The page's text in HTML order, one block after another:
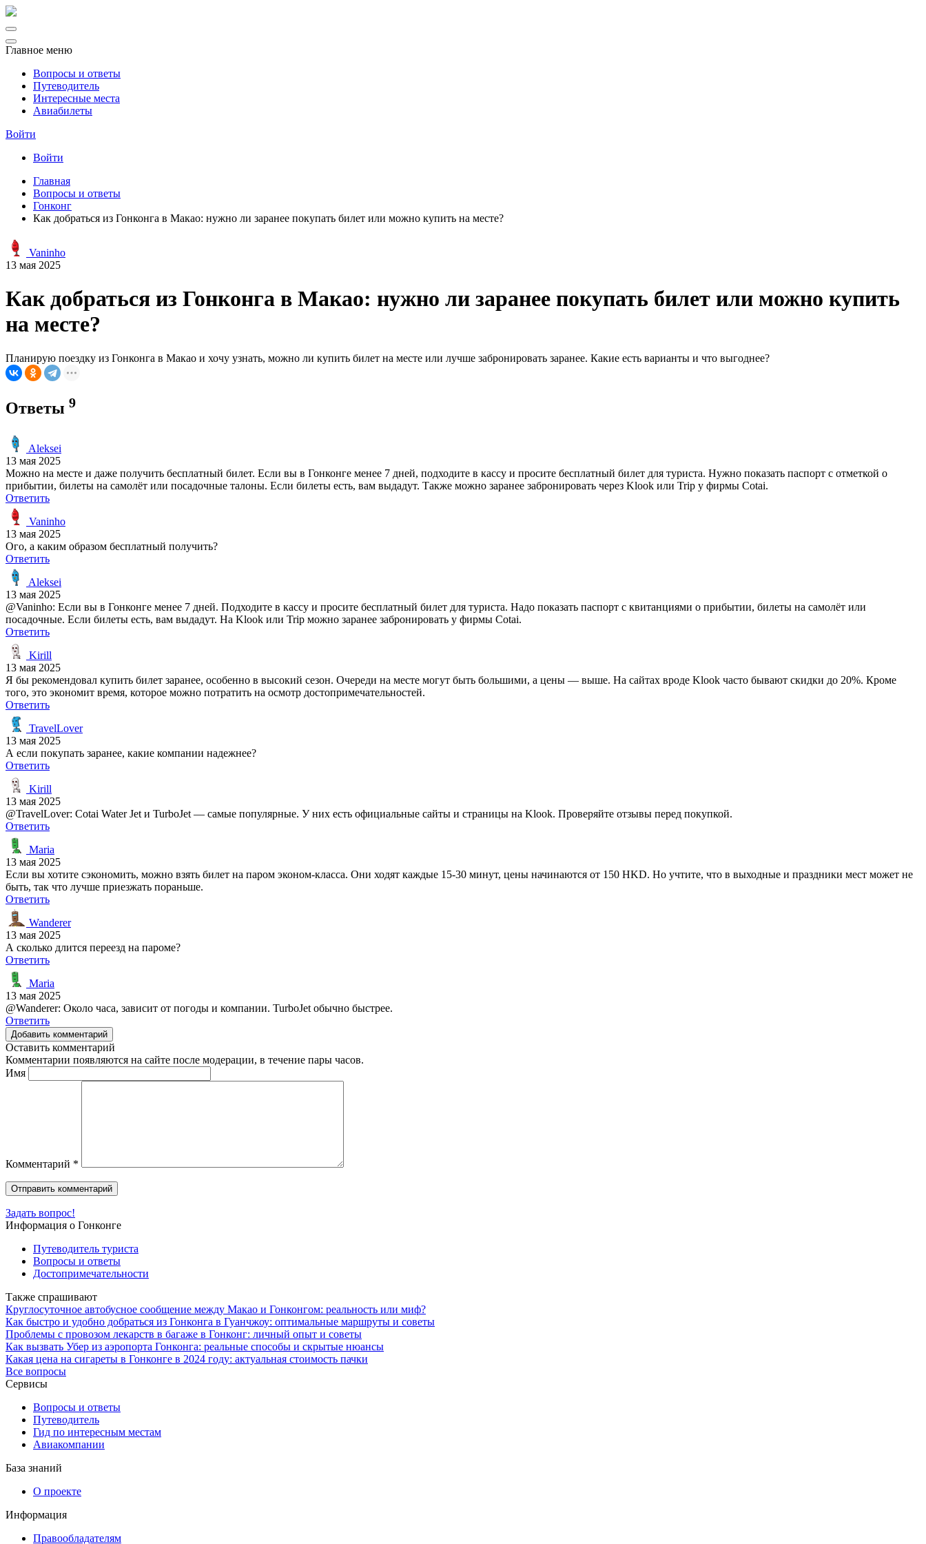
Главное меню
Вопросы и ответы
Путеводитель
Интересные места
Авиабилеты
Войти
Войти
Главная
Вопросы и ответы
Гонконг
Как добраться из Гонконга в Макао: нужно ли заранее покупать билет или можно купить на месте?
Vaninho
13 мая 2025
Как добраться из Гонконга в Макао: нужно ли заранее покупать билет или можно купить
на месте?
Планирую поездку из Гонконга в Макао и хочу узнать, можно ли купить билет на месте или лучше забронировать заранее. Какие есть варианты и что выгоднее?
Ответы 9
Aleksei
13 мая 2025
Можно на месте и даже получить бесплатный билет. Если вы в Гонконге менее 7 дней, подходите в кассу и просите бесплатный билет для туриста. Нужно показать паспорт с отметкой о
прибытии, билеты на самолёт или посадочные талоны. Если билеты есть, вам выдадут. Также можно заранее забронировать через Klook или Trip у фирмы Cotai.
Ответить
Vaninho
13 мая 2025
Ого, а каким образом бесплатный получить?
Ответить
Aleksei
13 мая 2025
@Vaninho: Если вы в Гонконге менее 7 дней. Подходите в кассу и просите бесплатный билет для туриста. Надо показать паспорт с квитанциями о прибытии, билеты на самолёт или
посадочные. Если билеты есть, вам выдадут. На Klook или Trip можно заранее забронировать у фирмы Cotai.
Ответить
Kirill
13 мая 2025
Я бы рекомендовал купить билет заранее, особенно в высокий сезон. Очереди на месте могут быть большими, а цены — выше. На сайтах вроде Klook часто бывают скидки до 20%. Кроме
того, это экономит время, которое можно потратить на осмотр достопримечательностей.
Ответить
TravelLover
13 мая 2025
А если покупать заранее, какие компании надежнее?
Ответить
Kirill
13 мая 2025
@TravelLover: Cotai Water Jet и TurboJet — самые популярные. У них есть официальные сайты и страницы на Klook. Проверяйте отзывы перед покупкой.
Ответить
Maria
13 мая 2025
Если вы хотите сэкономить, можно взять билет на паром эконом-класса. Они ходят каждые 15-30 минут, цены начинаются от 150 HKD. Но учтите, что в выходные и праздники мест может не
быть, так что лучше приезжать пораньше.
Ответить
Wanderer
13 мая 2025
А сколько длится переезд на пароме?
Ответить
Maria
13 мая 2025
@Wanderer: Около часа, зависит от погоды и компании. TurboJet обычно быстрее.
Ответить
Добавить комментарий
Оставить комментарий
Комментарии появляются на сайте после модерации, в течение пары часов.
Имя
Комментарий *
Задать вопрос!
Информация о Гонконге
Путеводитель туриста
Вопросы и ответы
Достопримечательности
Также спрашивают
Круглосуточное автобусное сообщение между Макао и Гонконгом: реальность или миф?
Как быстро и удобно добраться из Гонконга в Гуанчжоу: оптимальные маршруты и советы
Проблемы с провозом лекарств в багаже в Гонконг: личный опыт и советы
Как вызвать Убер из аэропорта Гонконга: реальные способы и скрытые нюансы
Какая цена на сигареты в Гонконге в 2024 году: актуальная стоимость пачки
Все вопросы
Сервисы
Вопросы и ответы
Путеводитель
Гид по интересным местам
Авиакомпании
База знаний
О проекте
Информация
Правообладателям